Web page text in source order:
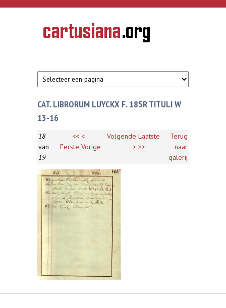
Overslaan en naar de inhoud gaan
CARTUSIANA
Geschiedenis
van de
CAT. LIBRORUM LUYCKX F. 185R TITULI W
13-16
18
van
19
<<
Eerste
<
Vorige
Volgende
>
Laatste
>>
Terug
naar
galerij